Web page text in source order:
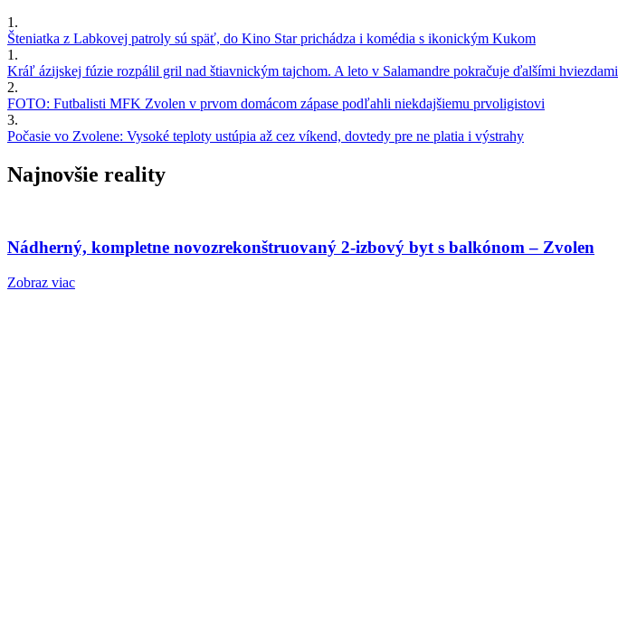
1.
Šteniatka z Labkovej patroly sú späť, do Kino Star prichádza i komédia s ikonickým Kukom
1.
Kráľ ázijskej fúzie rozpálil gril nad štiavnickým tajchom. A leto v Salamandre pokračuje ďalšími hviezdami
2.
FOTO: Futbalisti MFK Zvolen v prvom domácom zápase podľahli niekdajšiemu prvoligistovi
3.
Počasie vo Zvolene: Vysoké teploty ustúpia až cez víkend, dovtedy pre ne platia i výstrahy
Najnovšie reality
Nádherný, kompletne novozrekonštruovaný 2-izbový byt s balkónom – Zvolen
Zobraz viac